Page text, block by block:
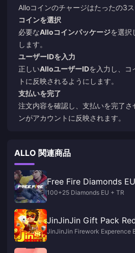
Alloコインのチャージはたったの3
コインを選択
必要なAlloコインパッケージを選択
します。
ユーザーIDを入力
正しいAlloユーザーIDを入力し、コ
トに反映されるようにします。
支払いを完了
注文内容を確認し、支払いを完了さ
ンがアカウントに反映されます。
ALLO 関連商品
Free Fire Diamonds
100+25 Diamonds EU + TR
JinJinJin Gift Pack
JinJinJin Firework Experence